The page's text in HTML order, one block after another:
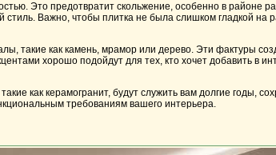
Это предотвратит скольжение, особенно в районе
стиль. Важно, чтобы плитка не была слишком гладкой на
такие как камень, мрамор или дерево. Эти фактуры
хорошо подойдут для тех, кто хочет добавить в
как керамогранит, будут служить вам долгие годы,
требованиям вашего интерьера.